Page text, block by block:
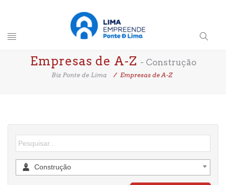
Toggle
navigation
Search
Empresas de A-Z - Construção
Biz Ponte de Lima Empresas de A-Z
Construção